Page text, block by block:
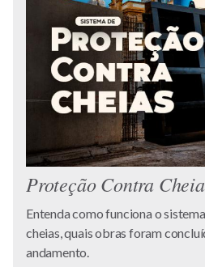
Proteção Contra
Entenda como funciona o
cheias, quais obras foram
andamento.